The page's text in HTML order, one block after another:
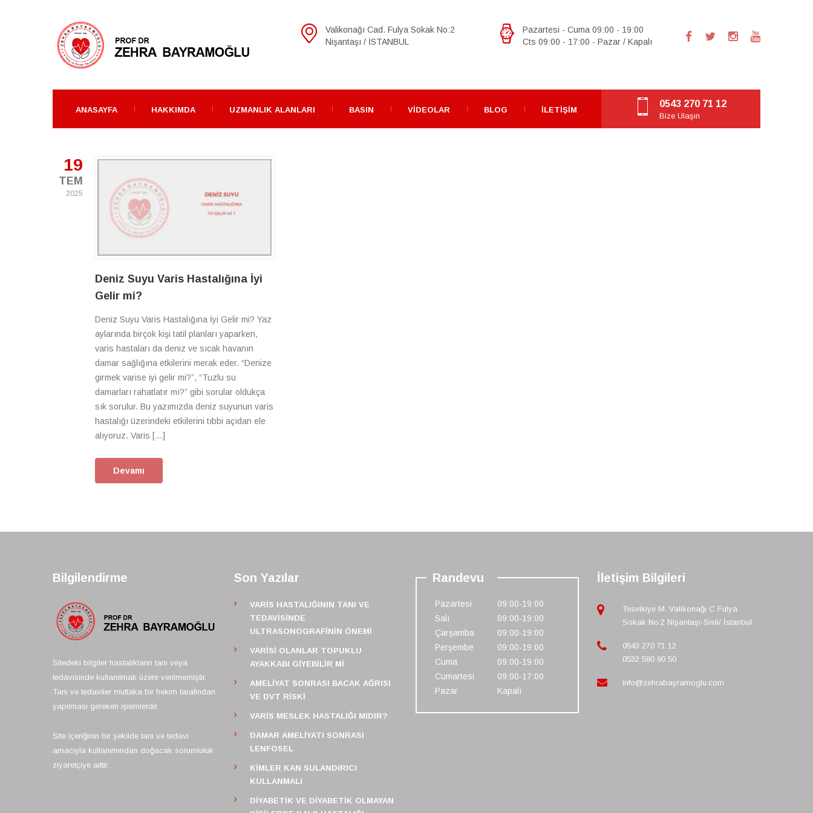
Pazartesi - Cuma 09:00 - 19:00
Cts 09:00 - 17:00 - Pazar / Kapalı
Valikonağı Cad. Fulya Sokak No:2
Nişantaşı / İSTANBUL
ANASAYFA HAKKIMDA UZMANLIK ALANLARI BASIN VIDEOLAR BLOG İLETIŞIM
0543 270 71 12
Bize Ulaşın
19
TEM
2025
Deniz Suyu Varis Hastalığına İyi
Gelir mi?
Deniz Suyu Varis Hastalığına İyi Gelir mi? Yaz
aylarında birçok kişi tatil planları yaparken,
varis hastaları da deniz ve sıcak havanın
damar sağlığına etkilerini merak eder. “Denize
girmek varise iyi gelir mi?”, “Tuzlu su
damarları rahatlatır mı?” gibi sorular oldukça
sık sorulur. Bu yazımızda deniz suyunun varis
hastalığı üzerindeki etkilerini tıbbi açıdan ele
alıyoruz. Varis […]
Devamı
Bilgilendirme
Sitedeki bilgiler hastalıkların tanı veya
tedavisinde kullanılmak üzere verilmemiştir.
Tanı ve tedaviler mutlaka bir hekim tarafından
yapılması gereken işlemlerdir.
Site içeriğinin bir şekilde tanı ve tedavi
amacıyla kullanımından doğacak sorumluluk
ziyaretçiye aittir.
Son Yazılar
VARIS HASTALIĞININ TANI VE
TEDAVISINDE
ULTRASONOGRAFININ ÖNEMI
VARISI OLANLAR TOPUKLU
AYAKKABI GIYEBILIR MI
AMELIYAT SONRASI BACAK AĞRISI
VE DVT RISKI
VARIS MESLEK HASTALIĞI MIDIR?
DAMAR AMELIYATI SONRASI
LENFOSEL
KIMLER KAN SULANDIRICI
KULLANMALI
DIYABETIK VE DIYABETIK OLMAYAN
Randevu
Pazartesi
09:00-19:00
Salı
09:00-19:00
Çarşamba
09:00-19:00
Perşembe
09:00-19:00
Cuma
09:00-19:00
Cumartesi
09:00-17:00
Pazar
Kapalı
İletişim Bilgileri
Tesvikiye M. Valikonağı C Fulya
Sokak No:2 Nişantaşı-Sisli/ İstanbul
0543 270 71 12
0532 580 90 50
info@zehrabayramoglu.com